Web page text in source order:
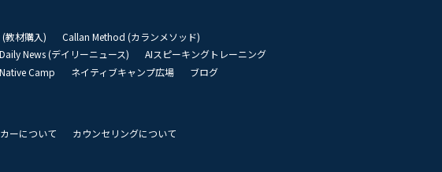
教材購入)
Callan Method (カランメソッド)
Daily News (デイリーニュース)
AIスピーキングトレーニング
Camp ネイティブキャンプ広場
ブログ
ーについて
カウンセリングについて